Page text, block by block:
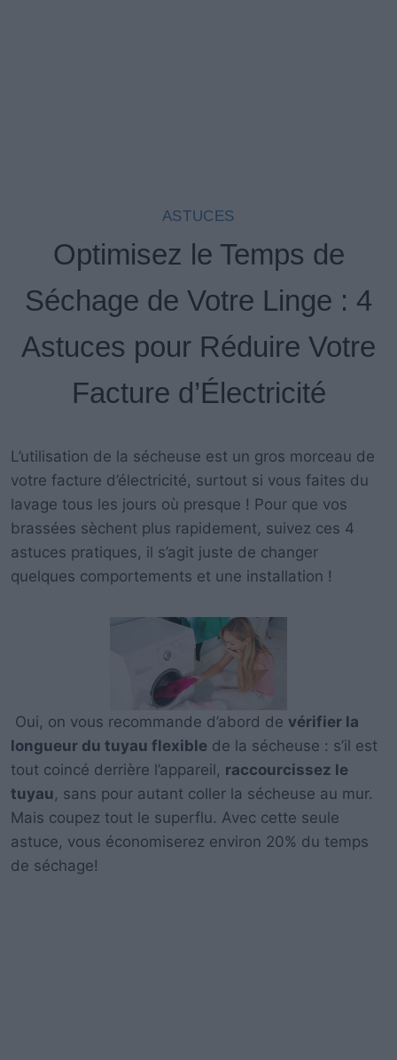
ASTUCES
Optimisez le Temps de
Séchage de Votre Linge : 4
Astuces pour Réduire Votre
Facture d’Électricité
L’utilisation de la sécheuse est un gros morceau de
votre facture d’électricité, surtout si vous faites du
lavage tous les jours où presque ! Pour que vos
brassées sèchent plus rapidement, suivez ces 4
astuces pratiques, il s’agit juste de changer
quelques comportements et une installation !
Oui, on vous recommande d’abord de vérifier la
longueur du tuyau flexiblede la sécheuse : s’il est
tout coincé derrière l’appareil, raccourcissez le
tuyau, sans pour autant coller la sécheuse au mur.
Mais coupez tout le superflu. Avec cette seule
astuce, vous économiserez environ 20% du temps
de séchage!